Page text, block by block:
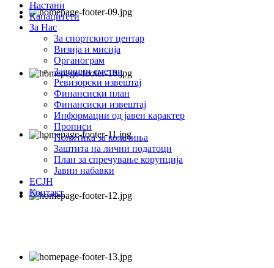
Настани
Капацитети
За Нас
За спортскиот центар
Визија и мисија
Органограм
Завршни сметки
Ревизорски извештај
Финансиски план
Финансиски извештај
Информации од јавен карактер
Прописи
Политика за колачиња
Заштита на лични податоци
План за спречување корупција
Јавни набавки
ЕСЈН
Контакт